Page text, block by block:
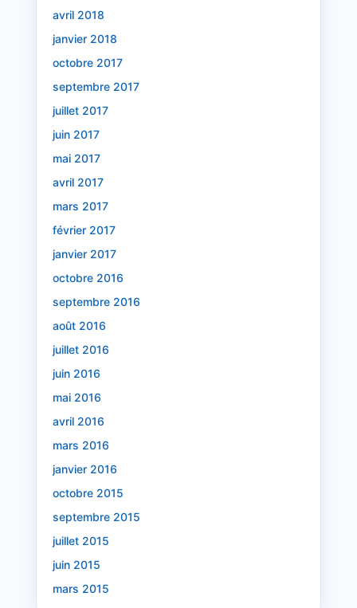
avril 2018
janvier 2018
octobre 2017
septembre 2017
juillet 2017
juin 2017
mai 2017
avril 2017
mars 2017
février 2017
janvier 2017
octobre 2016
septembre 2016
août 2016
juillet 2016
juin 2016
mai 2016
avril 2016
mars 2016
janvier 2016
octobre 2015
septembre 2015
juillet 2015
juin 2015
mars 2015